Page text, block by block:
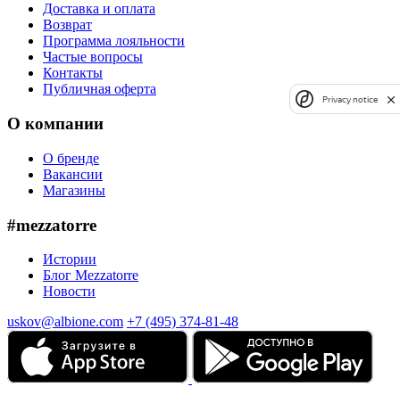
Доставка и оплата
Возврат
Программа лояльности
Частые вопросы
Контакты
Публичная оферта
О компании
О бренде
Вакансии
Магазины
#mezzatorre
Истории
Блог Mezzatorre
Новости
uskov@albione.com +7 (495) 374-81-48
Privacy notice